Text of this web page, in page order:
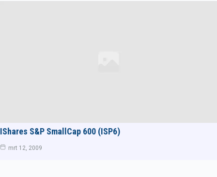
IShares S&P SmallCap 600 (ISP6)
mrt 12, 2009